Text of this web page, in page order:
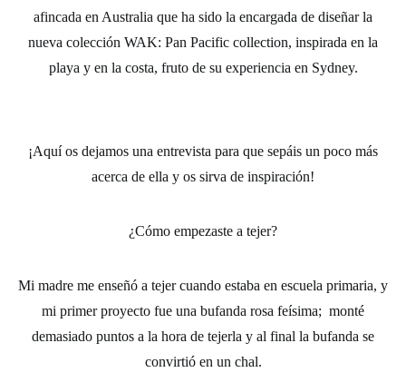
afincada en Australia que ha sido la encargada de diseñar la
nueva colección WAK: Pan Pacific collection, inspirada en la
playa y en la costa, fruto de su experiencia en Sydney.
¡Aquí os dejamos una entrevista para que sepáis un poco más
acerca de ella y os sirva de inspiración!
¿Cómo empezaste a tejer?
Mi madre me enseñó a tejercuando estaba en escuela primaria, y
mi primer proyecto fue una bufanda rosa feísima; monté
demasiado puntos a la hora de tejerla y al final la bufanda se
convirtió en un chal.